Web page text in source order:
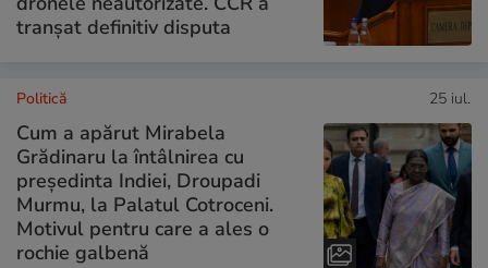
tranșat definitiv disputa
Politică 25 iul.
Cum a apărut Mirabela
Grădinaru la întâlnirea cu
președinta Indiei, Droupadi
Murmu, la Palatul Cotroceni.
Motivul pentru care a ales o
rochie galbenă